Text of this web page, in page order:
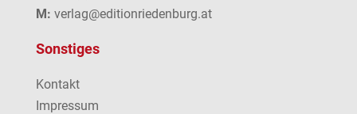
M: verlag@editionriedenburg.at
Sonstiges
Kontakt
Impressum